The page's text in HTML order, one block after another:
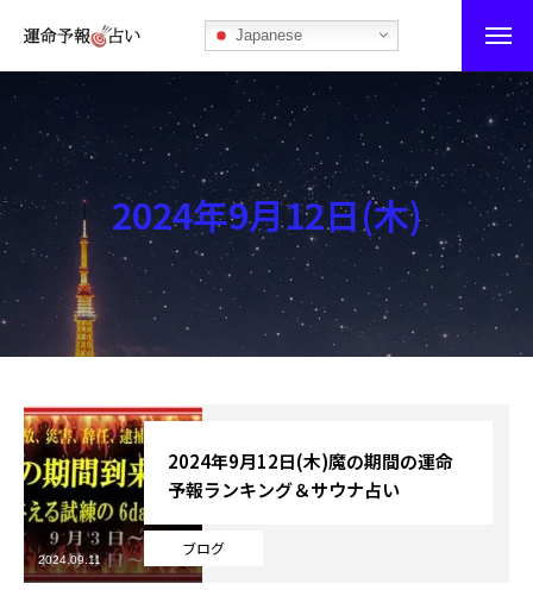
Japanese
運命予報占い
運命予報占いとは
あなたの所属部屋を探そう！
最恐の相性占い
秘伝公開！吉凶カレンダー
ブログ
お知らせ
芸能界
2024年9月12日(木)
ブログ
2024年9月12日(木)魔の期間の運命
予報ランキング＆サウナ占い
2024.09.11